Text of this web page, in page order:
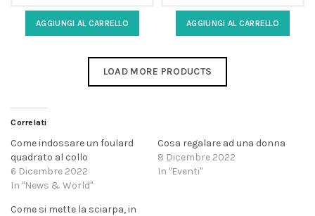
AGGIUNGI AL CARRELLO AGGIUNGI AL CARRELLO
LOAD MORE PRODUCTS
Correlati
Come indossare un foulard
quadrato al collo
6 Dicembre 2022
In "News & World"
Cosa regalare ad una donna
8 Dicembre 2022
In "Eventi"
Come si mette la sciarpa, in